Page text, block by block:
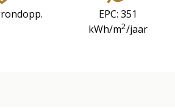
EPC: 351
kWh/m2/jaar